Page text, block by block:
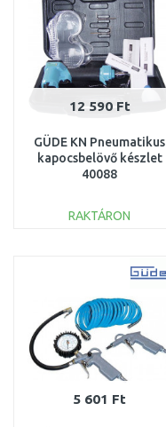
12 590 Ft
GÜDE KN Pneumatikus
kapocsbelövő készlet
40088
RAKTÁRON
Összehasonlítás
5 601 Ft